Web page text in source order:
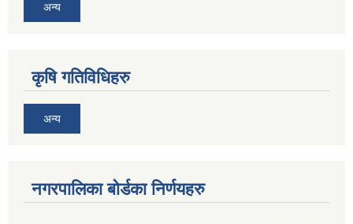
अन्य
कृषि गतिविधिहरु
अन्य
नगरपालिका बोर्डका निर्णयहरु